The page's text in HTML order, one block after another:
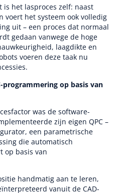
het lasproces zelf: naast
voert het systeem ook volledig
uit – een proces dat normaal
gedaan vanwege de hoge
laagdikte en
voeren deze taak nu
programmering op basis van
was de software-
zijn eigen QPC –
een parametrische
die automatisch
op basis van
handmatig aan te leren,
vanuit de CAD-